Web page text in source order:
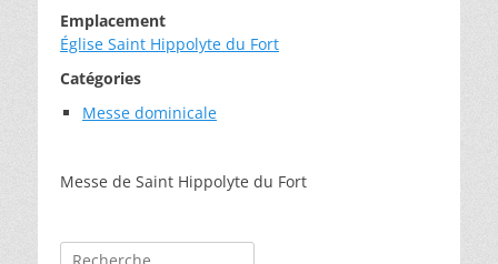
Emplacement
Église Saint Hippolyte du Fort
Catégories
Messe dominicale
Messe de Saint Hippolyte du Fort
Rechercher :